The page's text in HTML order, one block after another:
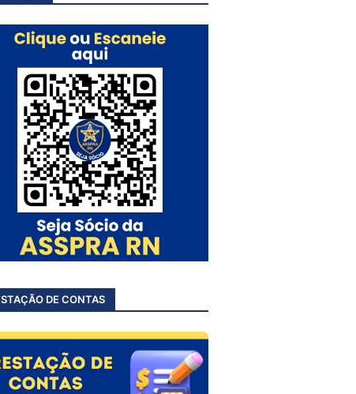
DE CONTAS